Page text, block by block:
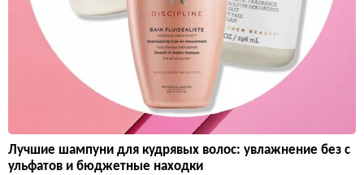
Лучшие шампуни для кудрявых волос: увлажнение без с
ульфатов и бюджетные находки